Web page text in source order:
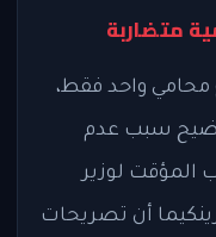
متضاربة
واحد فقط،
سبب عدم
المؤقت لوزير
أن تصريحات